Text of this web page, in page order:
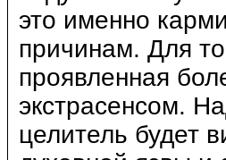
это именно
причинам. Для
проявленная
экстрасенсом.
целитель будет